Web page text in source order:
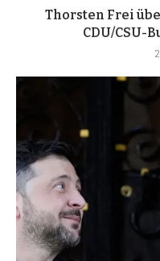
Thorsten Frei
CDU/CSU-